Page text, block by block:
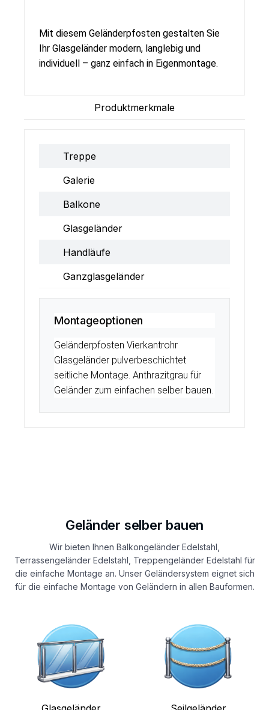
Mit diesem Geländerpfosten gestalten Sie
Ihr Glasgeländer modern, langlebig und
individuell – ganz einfach in Eigenmontage.
Produktmerkmale
Treppe
Galerie
Balkone
Glasgeländer
Handläufe
Ganzglasgeländer
Montageoptionen
Geländerpfosten Vierkantrohr
Glasgeländer pulverbeschichtet
seitliche Montage. Anthrazitgrau für
Geländer zum einfachen selber bauen.
Geländer selber bauen
Wir bieten Ihnen Balkongeländer Edelstahl,
Terrassengeländer Edelstahl, Treppengeländer Edelstahl für
die einfache Montage an. Unser Geländersystem eignet sich
für die einfache Montage von Geländern in allen Bauformen.